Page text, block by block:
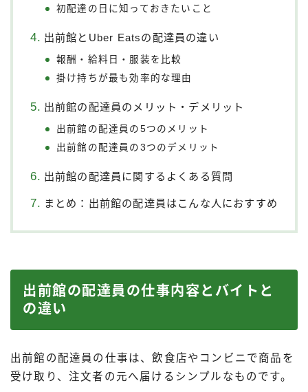
初配達の日に知っておきたいこと
出前館とUber Eatsの配達員の違い
報酬・給料日・服装を比較
掛け持ちが最も効率的な理由
出前館の配達員のメリット・デメリット
出前館の配達員の5つのメリット
出前館の配達員の3つのデメリット
出前館の配達員に関するよくある質問
まとめ：出前館の配達員はこんな人におすすめ
出前館の配達員の仕事内容とバイトと
の違い
出前館の配達員の仕事は、飲食店やコンビニで商品を
受け取り、注文者の元へ届けるシンプルなものです。